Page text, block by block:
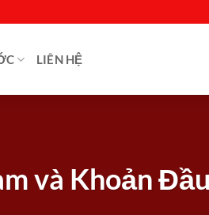
LIÊN HỆ
và Khoản